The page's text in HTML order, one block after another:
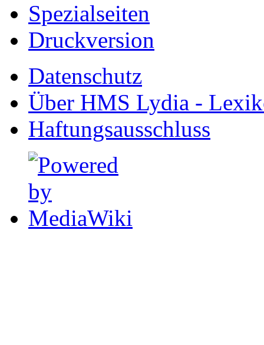
Spezialseiten
Druckversion
Datenschutz
Über HMS Lydia -
Haftungsausschluss